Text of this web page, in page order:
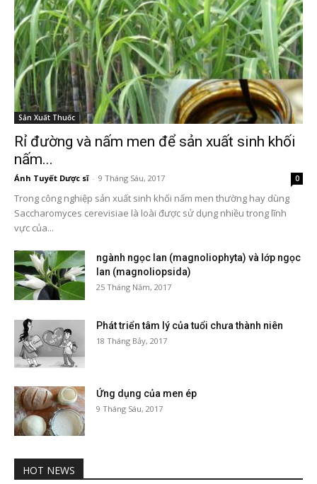
Sản Xuất Thuốc
Rỉ đường và nấm men để sản xuất sinh khối
nấm...
Ánh Tuyết Dược sĩ - 9 Tháng Sáu, 2017 0
Trong công nghiệp sản xuất sinh khối nấm men thường hay dùng
Saccharomyces cerevisiae là loài được sử dụng nhiều trong lĩnh
vực của...
ngành ngọc lan (magnoliophyta) và lớp ngọc
lan (magnoliopsida)
25 Tháng Năm, 2017
Phát triển tâm lý của tuổi chưa thành niên
18 Tháng Bảy, 2017
Ứng dụng của men ép
9 Tháng Sáu, 2017
HOT NEWS